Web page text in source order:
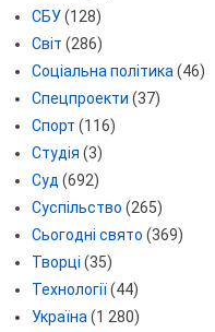
СБУ(128)
Світ (286)
Соціальна політика (46)
Спецпроекти (37)
Спорт (116)
Студія (3)
Суд (692)
Суспільство (265)
Сьогодні свято (369)
Творці (35)
Технології(44)
Україна (1 280)